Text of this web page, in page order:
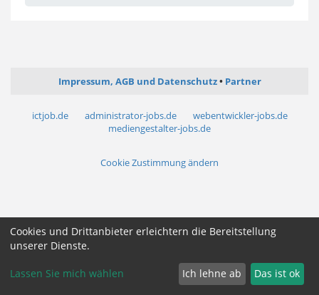
Impressum, AGB und Datenschutz Partner
ictjob.de administrator-jobs.de
webentwickler-jobs.de
mediengestalter-jobs.de
Cookie Zustimmung ändern
Cookies und Drittanbieter erleichtern die Bereitstellung
unserer Dienste.
Lassen Sie mich wählen Ich lehne ab Das ist ok